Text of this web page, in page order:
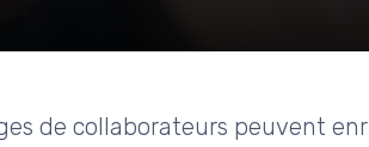
de collaborateurs peuvent